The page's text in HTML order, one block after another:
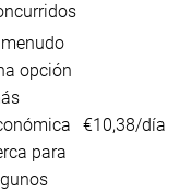
opción
para
€10,38/día